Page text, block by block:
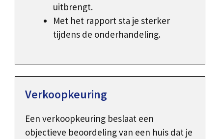
uitbrengt.
Met het rapport sta je sterker
tijdens de onderhandeling.
Verkoopkeuring
Een verkoopkeuring beslaat een
objectieve beoordeling van een huis dat je